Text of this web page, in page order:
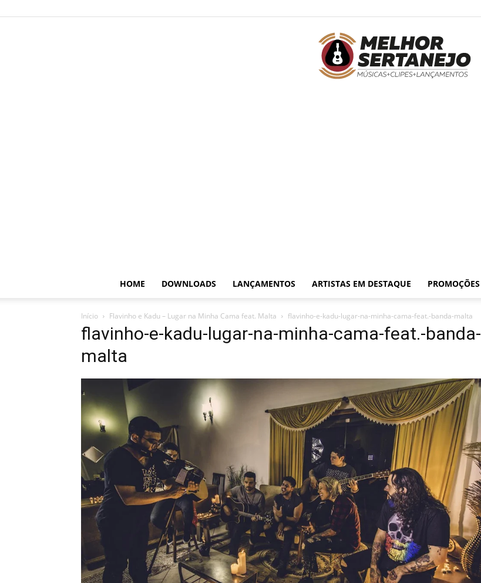
HOME DOWNLOADS LANÇAMENTOS ARTISTAS EM DESTAQUE PROMOÇÕES
Início Flavinho e Kadu – Lugar na Minha Cama feat. Malta flavinho-e-kadu-lugar-na-minha-cama-feat.-banda-malta
flavinho-e-kadu-lugar-na-minha-cama-feat.-banda-
malta